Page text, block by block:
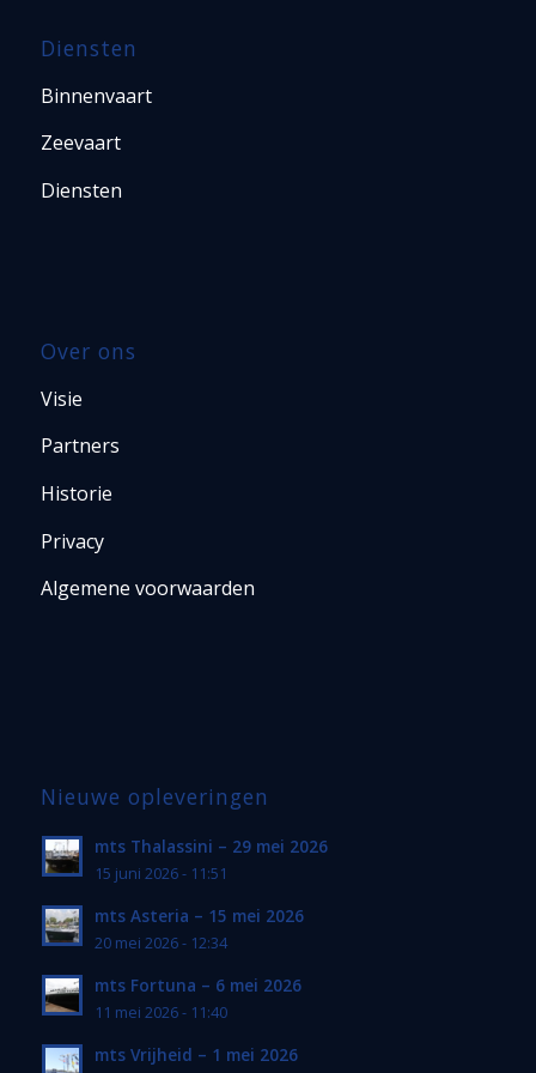
Diensten
Binnenvaart
Zeevaart
Diensten
Over ons
Visie
Partners
Historie
Privacy
Algemene voorwaarden
Nieuwe opleveringen
mts Thalassini – 29 mei 2026
15 juni 2026 - 11:51
mts Asteria – 15 mei 2026
20 mei 2026 - 12:34
mts Fortuna – 6 mei 2026
11 mei 2026 - 11:40
mts Vrijheid – 1 mei 2026